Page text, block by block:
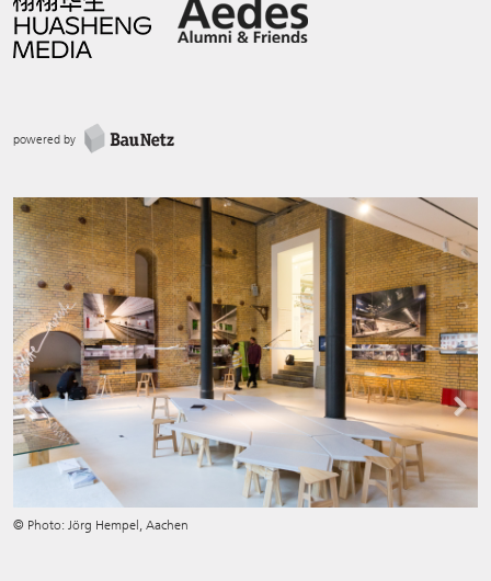
powered by
© Photo: Jörg Hempel, Aachen
Previous Next